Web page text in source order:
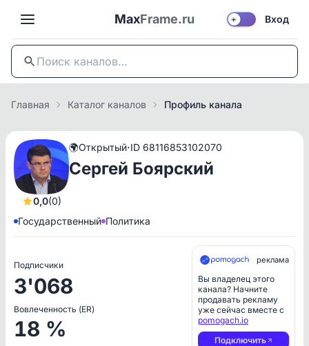
MaxFrame.ru ☀️ Вход
Главная Каталог каналов Профиль канала
0,0(0)
🌍Открытый·ID 68116853102070
Сергей Боярский
Государственный Политика
Подписчики
3'068
Вовлеченность (ER)
18 %
реклама
Вы владелец этого
канала? Начните
продавать рекламу
уже сейчас вместе с
pomogach.io
Подключить